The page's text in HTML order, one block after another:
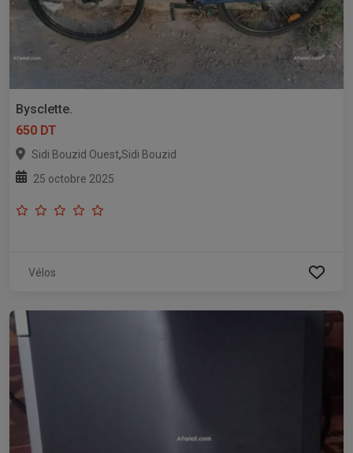
Bysclette.
650 DT
Sidi Bouzid Ouest,Sidi Bouzid
25 octobre 2025
Vélos